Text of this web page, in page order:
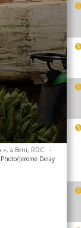
à Beni, RDC. -
Jerome Delay